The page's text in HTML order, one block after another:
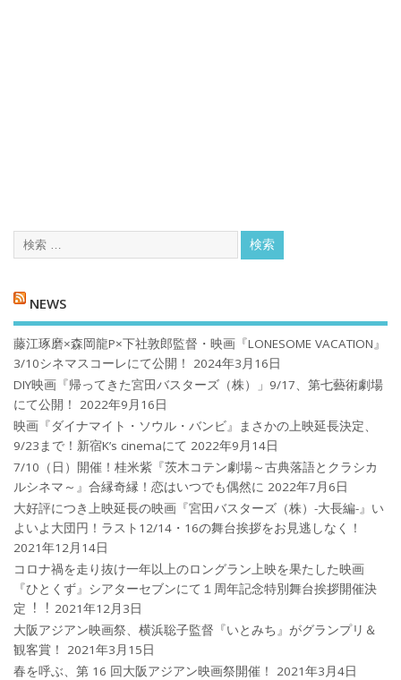
NEWS
藤江琢磨×森岡龍P×下社敦郎監督・映画『LONESOME VACATION』
3/10シネマスコーレにて公開！
2024年3月16日
DIY映画『帰ってきた宮田バスターズ（株）」9/17、第七藝術劇場
にて公開！
2022年9月16日
映画『ダイナマイト・ソウル・バンビ』まさかの上映延長決定、
9/23まで！新宿K’s cinemaにて 2022年9月14日
7/10（日）開催！桂米紫『茨木コテン劇場～古典落語とクラシカ
ルシネマ～』合縁奇縁！恋はいつでも偶然に 2022年7月6日
大好評につき上映延長の映画『宮田バスターズ（株）-大長編-』い
よいよ大団円！ラスト12/14・16の舞台挨拶をお見逃しなく！
2021年12月14日
コロナ禍を⾛り抜け⼀年以上のロングラン上映を果たした映画
『ひとくず』シアターセブンにて１周年記念特別舞台挨拶開催決
定︕︕ 2021年12月3日
大阪アジアン映画祭、横浜聡子監督『いとみち』がグランプリ＆
観客賞！
2021年3月15日
春を呼ぶ、第 16 回大阪アジアン映画祭開催！
2021年3月4日